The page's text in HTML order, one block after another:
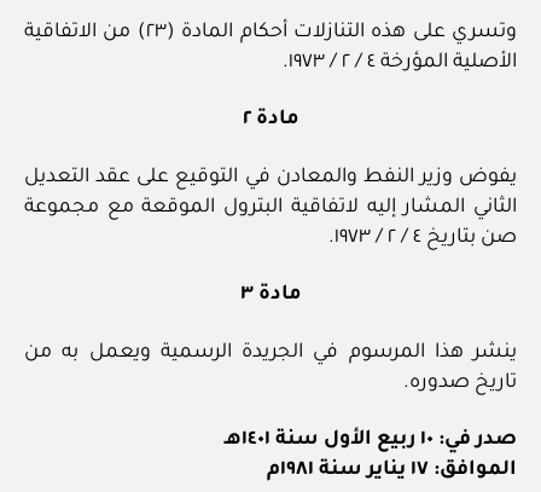
وتسري على هذه التنازلات أحكام المادة (٢٣) من الاتفاقية
الأصلية المؤرخة ٤ / ٢ / ١٩٧٣.
مادة ٢
يفوض وزير النفط والمعادن في التوقيع على عقد التعديل
الثاني المشار إليه لاتفاقية البترول الموقعة مع مجموعة
صن بتاريخ ٤ / ٢ / ١٩٧٣.
مادة ٣
ينشر هذا المرسوم في الجريدة الرسمية ويعمل به من
تاريخ صدوره.
صدر في: ١٠ ربيع الأول سنة ١٤٠١هـ
الموافق: ١٧ يناير سنة ١٩٨١م